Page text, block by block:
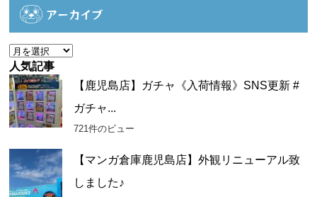
アーカイブ
ア
ー
カ
イ
ブ
人気記事
【鹿児島店】ガチャ《入荷情報》SNS更新 #
ガチャ...
721件のビュー
【マンガ倉庫鹿児島店】外観リニューアル致
しました♪